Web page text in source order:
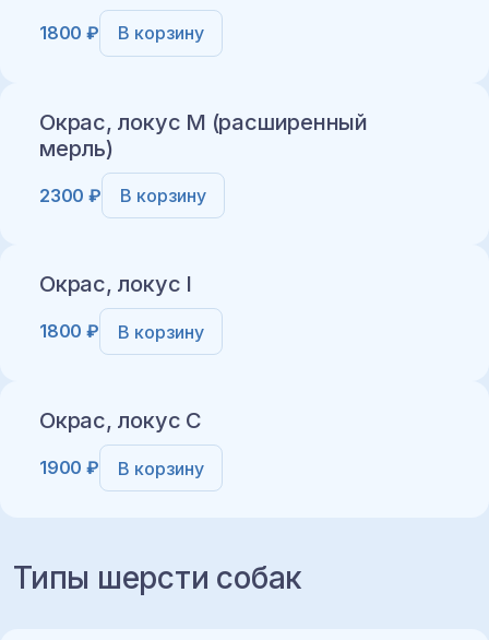
Добавить в корзину
1800 ₽ В корзину
Окрас, локус M (расширенный
мерль)
2300 ₽ В корзину
Окрас, локус I
1800 ₽ В корзину
Окрас, локус C
1900 ₽ В корзину
Типы шерсти собак